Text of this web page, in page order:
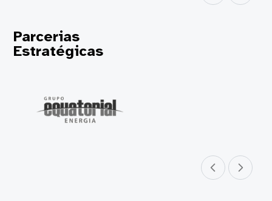
Parcerias
Estratégicas
Parceiro anterior
Próximo